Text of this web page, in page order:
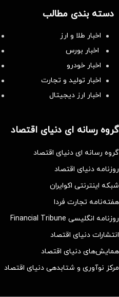
دسته بندی مطالب
اخبار طلا و ارز
اخبار بورس
اخبار خودرو
اخبار تولید و تجارت
اخبار ارز دیجیتال
گروه رسانه ای دنیای اقتصاد
گروه رسانه ای دنیای اقتصاد
روزنامه دنیای اقتصاد
شبکه اینترنتی اکوایران
هفته‌نامه تجارت فردا
روزنامه انگلیسی Financial Tribune
انتشارات دنیای اقتصاد
همایش‌های دنیای اقتصاد
مرکز نوآوری و شتابدهی دنیای اقتصاد